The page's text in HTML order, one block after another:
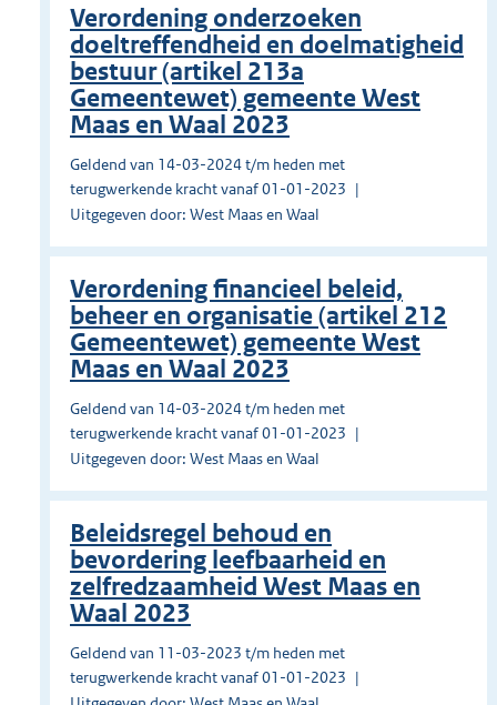
Verordening onderzoeken
doeltreffendheid en doelmatigheid
bestuur (artikel 213a
Gemeentewet) gemeente West
Maas en Waal 2023
Geldend van 14-03-2024 t/m heden met
terugwerkende kracht vanaf 01-01-2023
Uitgegeven door: West Maas en Waal
Verordening financieel beleid,
beheer en organisatie (artikel 212
Gemeentewet) gemeente West
Maas en Waal 2023
Geldend van 14-03-2024 t/m heden met
terugwerkende kracht vanaf 01-01-2023
Uitgegeven door: West Maas en Waal
Beleidsregel behoud en
bevordering leefbaarheid en
zelfredzaamheid West Maas en
Waal 2023
Geldend van 11-03-2023 t/m heden met
terugwerkende kracht vanaf 01-01-2023